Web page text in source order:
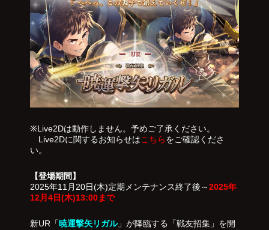
※Live2Dは動作しません。予めご了承ください。
Live2Dに関するお知らせはこちらをご確認くださ
い。
【登場期間】
2025年11月20日(木)定期メンテナンス終了後～2025年
12月4日(木)13:00まで
新UR「暁運撃矢リガル」が降臨する「戦友招集」を開